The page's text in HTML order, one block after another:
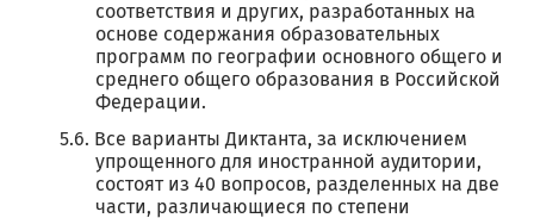
соответствия и других, разработанных на
основе содержания образовательных
программ по географии основного общего и
среднего общего образования в Российской
Федерации.
Все варианты Диктанта, за исключением
упрощенного для иностранной аудитории,
состоят из 40 вопросов, разделенных на две
части, различающиеся по степени